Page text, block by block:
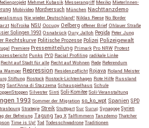
Mehmet Kubasik Messerangriff Mexiko MieterInnen-
Mobivideo Mordversuch München Nachttanzdemo
Nie wieder Deutschland! Niklas Reese No Border
NoTroika NSU Occupy Oelberg offener Brief Ohlauer Straße
Solingen 1993 Osnabrück Oury Jalloh Pegida Peter Jung
Rechtskurve Politische Prozesse Polizei Polizeigewalt
Premiere Pressemitteilung Primark Pro NRW Protest
Punks PYD Racial Profiling radikale Linke
Recht auf Stadt für alle Recht auf Wohnen Rede Referendum
Wamper Repression Residenzpflicht Rojava Roland Meister
Stiftung Rostock Rostock-Lichtenhagen Rote Hilfe Russland
Sant'Anna di Stazzema Schauspielhaus Schule
Silvester Sinti Soli-Komitee Soli-Veranstaltung
1993 Sommer der Migration so_ko_wpt Spanien SPD
Strategie Streik Stuttgart Sur Suruç Synagoge Syrien
der Befreiung Tagung Tag X Talflimmern Tanzdemo Thatcher
Time is Up! Tod Todesschwadrone Traditionen